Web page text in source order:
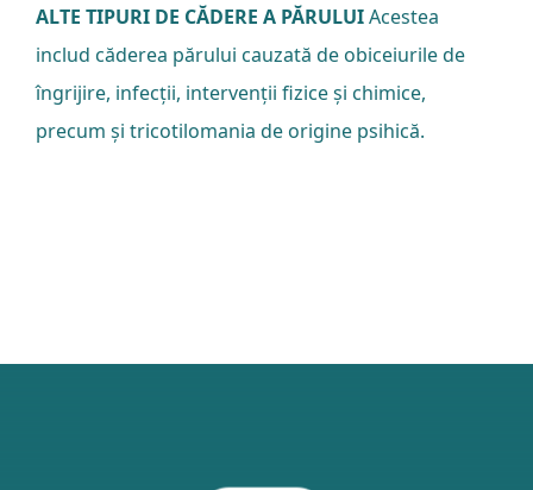
ALTE TIPURI DE CĂDERE A PĂRULUIAcestea
includ căderea părului cauzată de obiceiurile de
îngrijire, infecții, intervenții fizice și chimice,
precum și tricotilomania de origine psihică.